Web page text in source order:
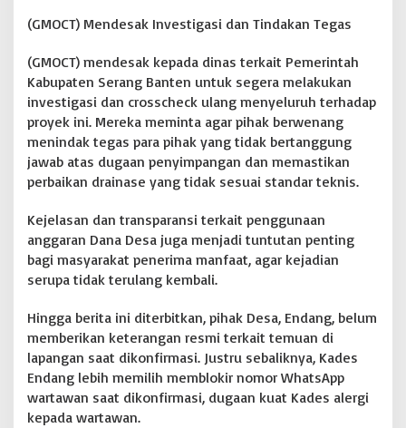
(GMOCT) Mendesak Investigasi dan Tindakan Tegas
(GMOCT) mendesak kepada dinas terkait Pemerintah
Kabupaten Serang Banten untuk segera melakukan
investigasi dan crosscheck ulang menyeluruh terhadap
proyek ini. Mereka meminta agar pihak berwenang
menindak tegas para pihak yang tidak bertanggung
jawab atas dugaan penyimpangan dan memastikan
perbaikan drainase yang tidak sesuai standar teknis.
Kejelasan dan transparansi terkait penggunaan
anggaran Dana Desa juga menjadi tuntutan penting
bagi masyarakat penerima manfaat, agar kejadian
serupa tidak terulang kembali.
Hingga berita ini diterbitkan, pihak Desa, Endang, belum
memberikan keterangan resmi terkait temuan di
lapangan saat dikonfirmasi. Justru sebaliknya, Kades
Endang lebih memilih memblokir nomor WhatsApp
wartawan saat dikonfirmasi, dugaan kuat Kades alergi
kepada wartawan.